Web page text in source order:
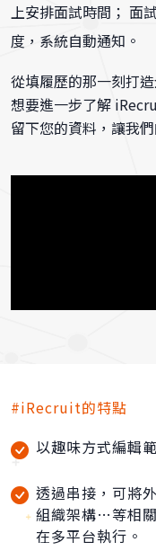
上安排面試時間； 面
度，系統自動通知。
從填履歷的那一刻打
想要進一步了解
留下您的資料，讓我
#iRecruit的特點
以趣味方式編輯
透過串接，可將
組織架構…等相
在多平台執行。